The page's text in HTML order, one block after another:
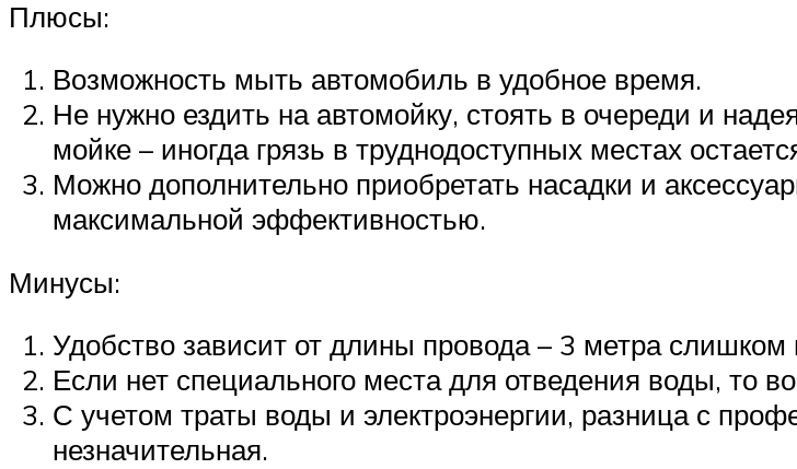
Плюсы:
Возможность мыть автомобиль в удобное время.
Не нужно ездить на автомойку, стоять в очереди и
мойке – иногда грязь в труднодоступных местах
Можно дополнительно приобретать насадки и
максимальной эффективностью.
Минусы:
Удобство зависит от длины провода – 3 метра
Если нет специального места для отведения воды, то
С учетом траты воды и электроэнергии, разница с
незначительная.